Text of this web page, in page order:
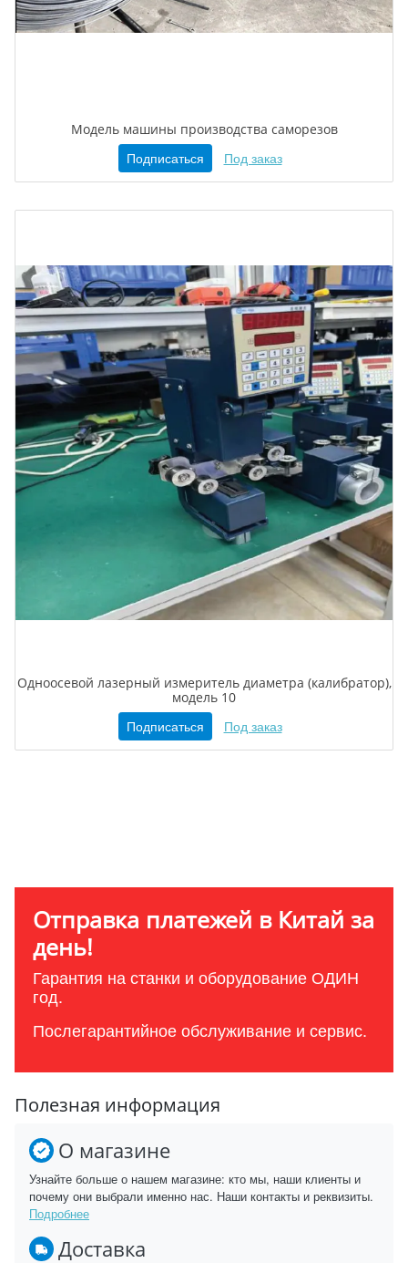
Модель машины производства саморезов
Подписаться Под заказ
Одноосевой лазерный измеритель диаметра (калибратор),
модель 10
Подписаться Под заказ
Отправка платежей в Китай за
день!
Гарантия на станки и оборудование ОДИН
год.
Послегарантийное обслуживание и сервис.
Полезная информация
О магазине
Узнайте больше о нашем магазине: кто мы, наши клиенты и
почему они выбрали именно нас. Наши контакты и реквизиты.
Подробнее
Доставка